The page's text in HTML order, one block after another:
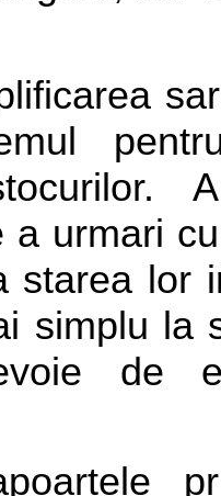
a urmari
starea lor
simplu la
de